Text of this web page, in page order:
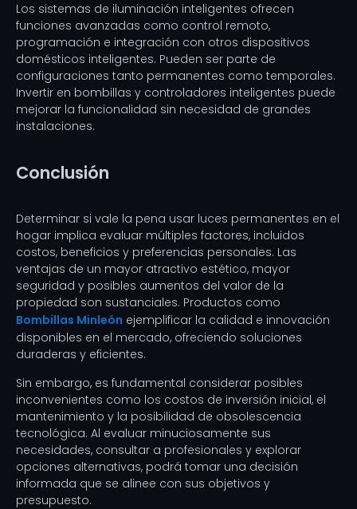
Los sistemas de iluminación inteligentes ofrecen
funciones avanzadas como control remoto,
programación e integración con otros dispositivos
domésticos inteligentes. Pueden ser parte de
configuraciones tanto permanentes como temporales.
Invertir en bombillas y controladores inteligentes puede
mejorar la funcionalidad sin necesidad de grandes
instalaciones.
Conclusión
Determinar si vale la pena usar luces permanentes en el
hogar implica evaluar múltiples factores, incluidos
costos, beneficios y preferencias personales. Las
ventajas de un mayor atractivo estético, mayor
seguridad y posibles aumentos del valor de la
propiedad son sustanciales. Productos como
Bombillas Minleón ejemplificar la calidad e innovación
disponibles en el mercado, ofreciendo soluciones
duraderas y eficientes.
Sin embargo, es fundamental considerar posibles
inconvenientes como los costos de inversión inicial, el
mantenimiento y la posibilidad de obsolescencia
tecnológica. Al evaluar minuciosamente sus
necesidades, consultar a profesionales y explorar
opciones alternativas, podrá tomar una decisión
informada que se alinee con sus objetivos y
presupuesto.